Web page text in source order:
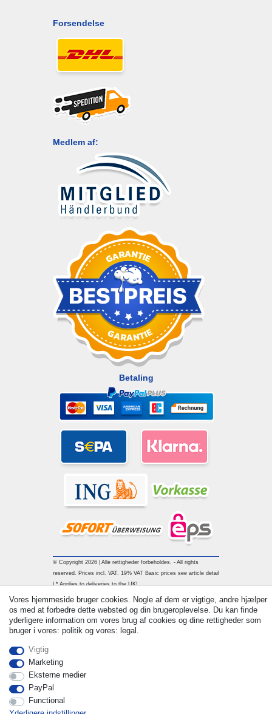
Forsendelse
Medlem af:
Betaling
© Copyright 2026 | Alle rettigheder forbeholdes. - All rights
reserved. Prices incl. VAT. 19% VAT Basic prices see article detail
| * Applies to deliveries to the UK!
Vores hjemmeside bruger cookies. Nogle af dem er vigtige, andre hjælper
os med at forbedre dette websted og din brugeroplevelse. Du kan finde
yderligere information om vores brug af cookies og dine rettigheder som
bruger i vores: politik og vores: legal.
Vigtig
Marketing
Eksterne medier
PayPal
Functional
Withdraw from contract here Kontakt